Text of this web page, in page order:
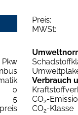
Preis:
MWSt:
Pkw
0
5
Verbrauch
CO2-
CO2-Klasse